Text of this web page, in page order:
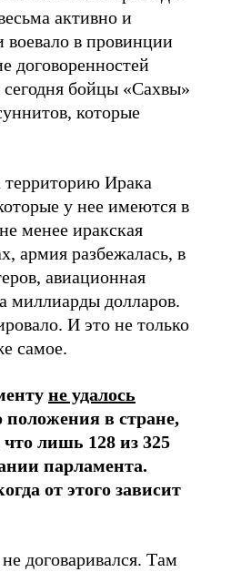
активно и
в провинции
договоренностей
бойцы «Сахвы»
которые
Ирака
у нее имеются в
менее иракская
армия разбежалась, в
авиационная
миллиарды долларов.
И это не только
самое.
не удалось
положения в стране,
лишь 128 из 325
парламента.
от этого зависит
договаривался. Там